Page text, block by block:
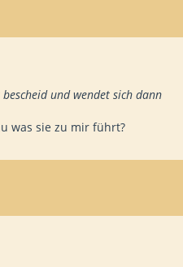
und wendet sich dann
was sie zu mir führt?